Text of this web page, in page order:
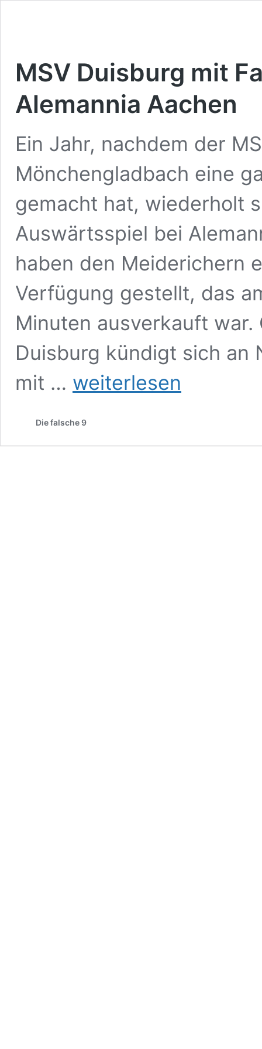
MSV Duisburg mit
Alemannia Aachen
Ein Jahr, nachdem der
Mönchengladbach eine
gemacht hat, wiederholt
Auswärtsspiel bei
haben den Meiderichern
Verfügung gestellt, das
Minuten ausverkauft war.
Duisburg kündigt sich an
mit …
Duisburg
Wahnsinn
Alemannia
weiterlesen
Die falsche 9